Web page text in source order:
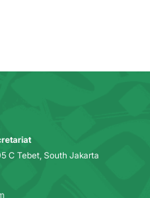
C Tebet, South Jakarta